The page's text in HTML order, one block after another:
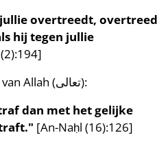
overtreedt, overtreed
hij tegen jullie
En vanwege de uitspraak van Allah (تعالى):
dan met het gelijke
[An-Naḥl (16):126]